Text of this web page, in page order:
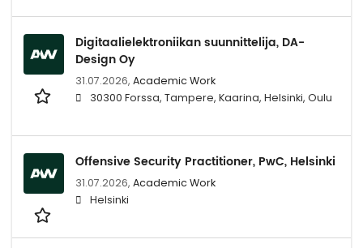
Digitaalielektroniikan suunnittelija, DA-
Design Oy
31.07.2026, Academic Work
30300 Forssa, Tampere, Kaarina, Helsinki, Oulu
Offensive Security Practitioner, PwC, Helsinki
31.07.2026, Academic Work
Helsinki